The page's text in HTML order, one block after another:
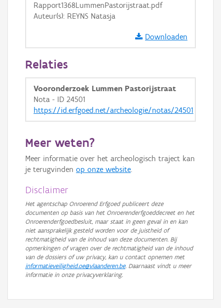
Basis Lagen
Ortho
GRB-Basiskaart
GRB-Basiskaart in grijswaarden
Rapport1368LummenPastorijstraat.pdf
Auteur(s): REYNS Natasja
Downloaden
Relaties
Vooronderzoek Lummen Pastorijstraat
Nota - ID 24501
https://id.erfgoed.net/archeologie/notas/24501
Meer weten?
Meer informatie over het archeologisch traject kan
je terugvinden op onze website.
Disclaimer
Het agentschap Onroerend Erfgoed publiceert deze
documenten op basis van het Onroerenderfgoeddecreet en het
Onroerenderfgoedbesluit, maar staat in geen geval in en kan
niet aansprakelijk gesteld worden voor de juistheid of
rechtmatigheid van de inhoud van deze documenten. Bij
opmerkingen of vragen over de rechtmatigheid van de inhoud
van de dossiers of uw privacy, kan u contact opnemen met
informatieveiligheid.oe@vlaanderen.be. Daarnaast vindt u meer
informatie in onze privacyverklaring.